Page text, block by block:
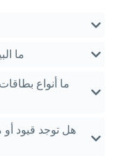
ما
ما أنواع
هل توجد قيود أو